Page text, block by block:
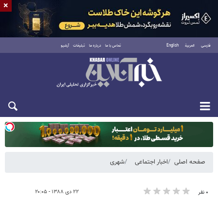
فارسی العربية English تماس با ما درباره ما تبلیغات آرشیو
یکشنبه ۱۸ مرداد ۱۴۰۵
صفحه اصلی اخبار اجتماعی شهری
۰ نفر ۲۲ دی ۱۳۸۸ - ۲۰:۰۵
×